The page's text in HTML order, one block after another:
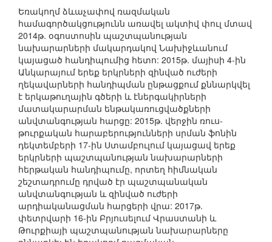
Եռակողմ ձևաչափով ռազմական
համագործակցությունն առավել ակտիվ փուլ մտավ
2014թ. օգոստոսին պաշտպանության
նախարարների մակարդակով Նախիջևանում
կայացած հանդիպումից հետո: 2015թ. մայիսի 4-ին
Անկարայում երեք երկրների զինված ուժերի
ղեկավարների հանդիպման ընթացքում քննարկվել
է երկաթուղային գծերի և էներգակիրների
մատակարարման ենթակառուցվածքների
անվտանգության հարցը: 2015թ. վերջին ռուս-
թուրքական հարաբերությունների սրման ֆոնին
դեկտեմբերի 17-ին Ստամբուլում կայացավ երեք
երկրների պաշտպանության նախարարների
հերթական հանդիպումը, որտեղ հիմնական
շեշտադրումը դրված էր պաշտպանական
անվտանգության և զինված ուժերի
արդիականացման հարցերի վրա: 2017թ.
փետրվարի 16-ին Բրյուսելում Վրաստանի և
Թուրքիայի պաշտպանության նախարարները